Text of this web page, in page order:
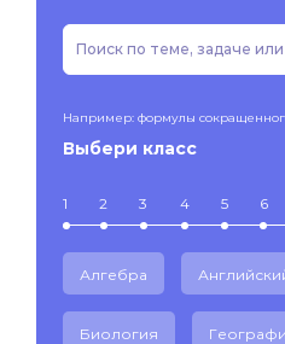
Например: формулы
Выбери класс
1 2 3 4 5 6
Алгебра
Биология